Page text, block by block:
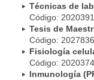
Técnicas de
Código:
Tesis de
Código:
Fisiología
Código:
Inmunología